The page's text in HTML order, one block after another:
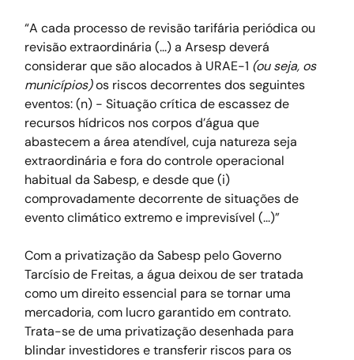
“A cada processo de revisão tarifária periódica ou
revisão extraordinária (...) a Arsesp deverá
considerar que são alocados à URAE-1 (ou seja, os
municípios) os riscos decorrentes dos seguintes
eventos: (n) - Situação crítica de escassez de
recursos hídricos nos corpos d’água que
abastecem a área atendível, cuja natureza seja
extraordinária e fora do controle operacional
habitual da Sabesp, e desde que (i)
comprovadamente decorrente de situações de
evento climático extremo e imprevisível (...)”
Com a privatização da Sabesp pelo Governo
Tarcísio de Freitas, a água deixou de ser tratada
como um direito essencial para se tornar uma
mercadoria, com lucro garantido em contrato.
Trata-se de uma privatização desenhada para
blindar investidores e transferir riscos para os